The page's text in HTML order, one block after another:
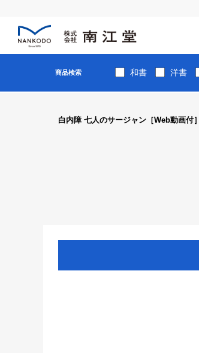
商品検索 和書 洋書
白内障 七人のサージャン［Web動画付］